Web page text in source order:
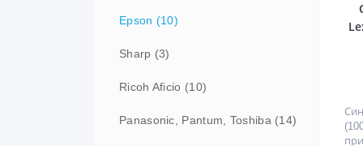
Epson (10)
Sharp (3)
Ricoh Aficio (10)
Panasonic, Pantum, Toshiba (14)